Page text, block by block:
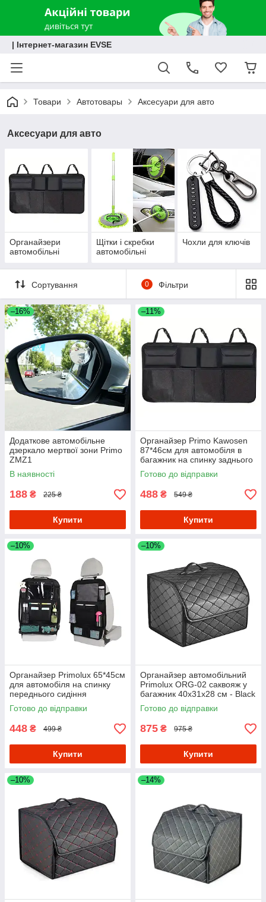
| Інтернет-магазин EVSE
Товари Автотовары Аксесуари для авто
Аксесуари для авто
Органайзери
автомобільні
Щітки і скребки
автомобільні
Чохли для ключів
Сортування 0 Фільтри
–16%
Додаткове автомобільне
дзеркало мертвої зони Primo
ZMZ1
В наявності
188 ₴ 225 ₴
Купити
–11%
Органайзер Primo Kawosen
87*46см для автомобіля в
багажник на спинку заднього
сидіння
Готово до відправки
488 ₴ 549 ₴
Купити
–10%
Органайзер Primolux 65*45см
для автомобіля на спинку
переднього сидіння
Готово до відправки
448 ₴ 499 ₴
Купити
–10%
Органайзер автомобільний
Primolux ORG-02 саквояж у
багажник 40x31x28 см - Black
Готово до відправки
875 ₴ 975 ₴
Купити
–10% –14%